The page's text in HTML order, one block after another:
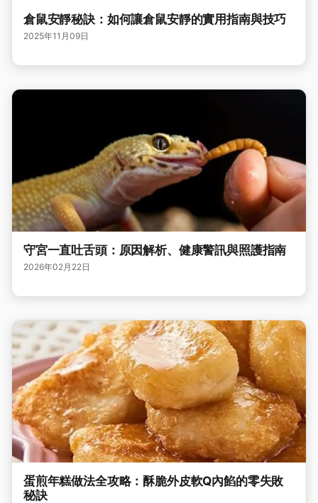
倉鼠安靜秘訣：如何讓倉鼠安靜的實用指南與技巧
2025年11月09日
守宮一直吐舌頭：原因解析、健康警訊與照護指南
2026年02月22日
蛋煎年糕做法全攻略：酥脆外皮軟Q內餡的零失敗
秘訣